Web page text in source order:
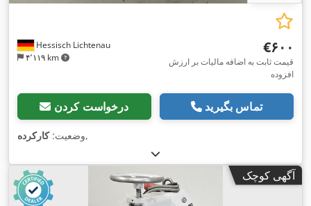
Hessisch Lichtenau
۴٬۱۱۹ km
‎€۶۰۰
قیمت ثابت به اضافه مالیات بر ارزش
افزوده
درخواست کردن تماس بگیرید
وضعیت:کارکرده ,
آگهی کوچک